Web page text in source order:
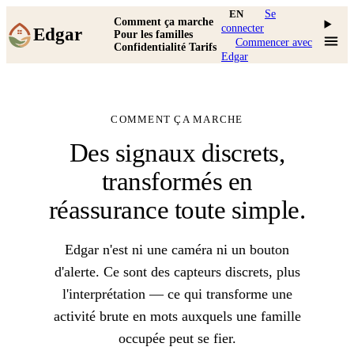
Edgar
Comment ça marche
Pour les familles
Confidentialité Tarifs
EN
Se
connecter
Commencer avec
Edgar
COMMENT ÇA MARCHE
Des signaux discrets,
transformés en
réassurance toute simple.
Edgar n'est ni une caméra ni un bouton
d'alerte. Ce sont des capteurs discrets, plus
l'interprétation — ce qui transforme une
activité brute en mots auxquels une famille
occupée peut se fier.